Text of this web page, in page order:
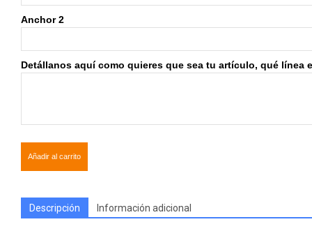
Anchor 2
Detállanos aquí como quieres que sea tu artículo, qué línea
Añadir al carrito
Descripción Información adicional